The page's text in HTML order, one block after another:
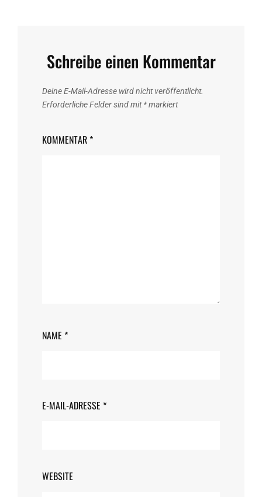
Schreibe einen Kommentar
Deine E-Mail-Adresse wird nicht veröffentlicht.
Erforderliche Felder sind mit*markiert
KOMMENTAR *
NAME *
E-MAIL-ADRESSE *
WEBSITE